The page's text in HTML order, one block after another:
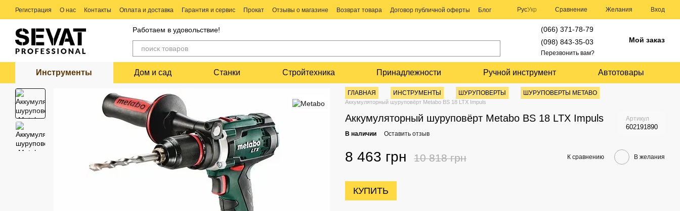
Перейти к основному контенту
Регистрация О нас Контакты Оплата и доставка Гарантия и сервис Прокат Отзывы о магазине Возврат товара Договор публичной оферты
Блог
Ремонт электро и бензо инструмента
РусУкр Сравнение Желания Вход
Работаем в удовольствие!
(066) 371-78-79
(098) 843-35-03
Перезвонить вам?
Мой заказ
Инструменты Дом и сад Станки Стройтехника Принадлежности Ручной инструмент Автотовары
ГЛАВНАЯ ИНСТРУМЕНТЫ ШУРУПОВЕРТЫ ШУРУПОВЕРТЫ METABO
Аккумуляторный шуруповёрт Metabo BS 18 LTX Impuls
Аккумуляторный шуруповёрт Metabo BS 18 LTX Impuls Артикул
602191890
В наличии Оставить отзыв
8 463 грн 10 818 грн К сравнению В желания
КУПИТЬ